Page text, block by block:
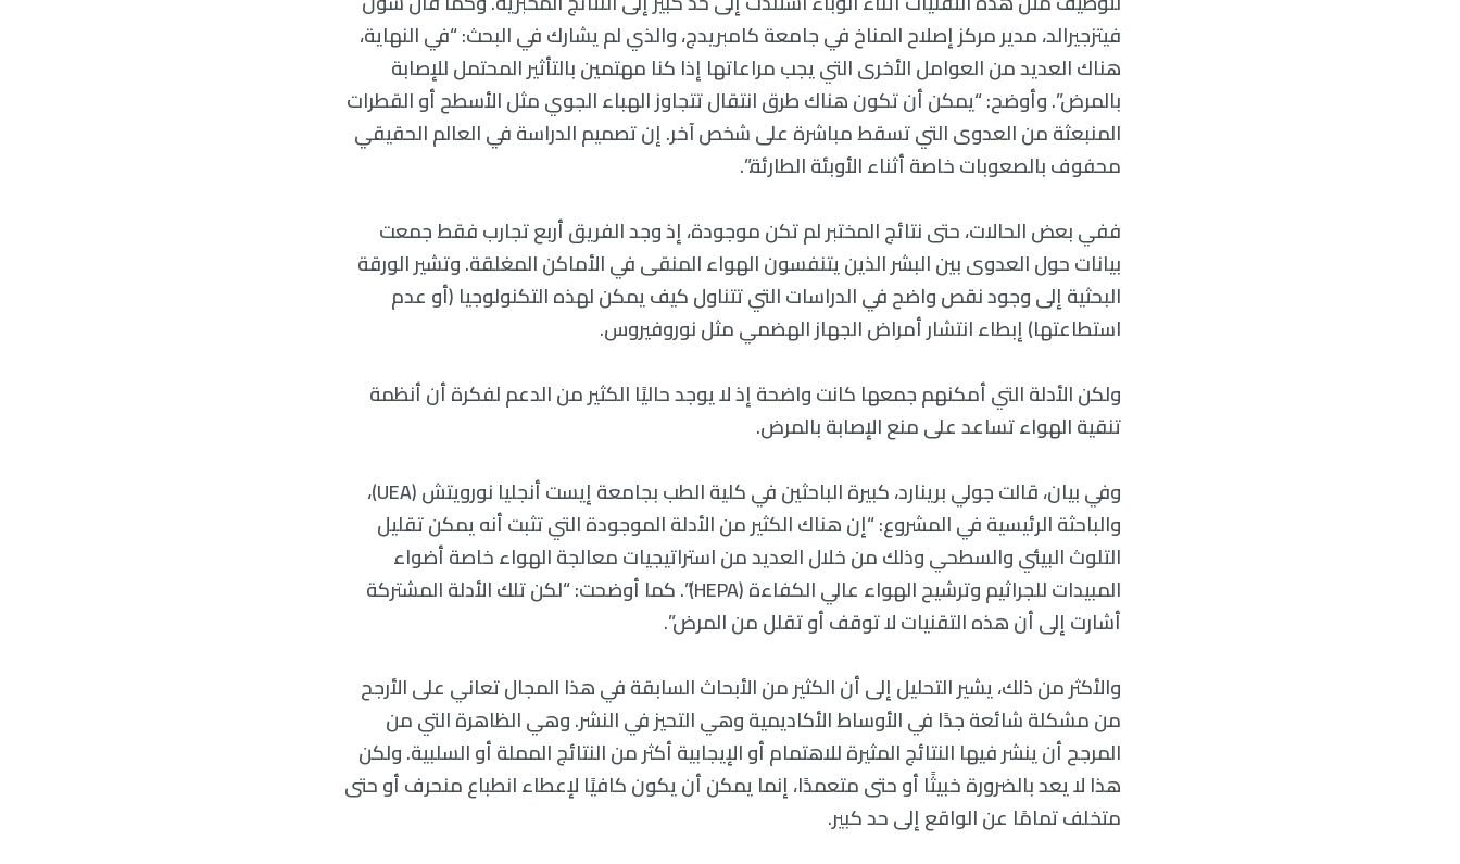
فيتزجيرالد، مدير مركز إصلاح المناخ في جامعة كامبريدج، والذي لم يشارك في البحث: “في النهاية،
هناك العديد من العوامل الأخرى التي يجب مراعاتها إذا كنا مهتمين بالتأثير المحتمل للإصابة
بالمرض”. وأوضح: “يمكن أن تكون هناك طرق انتقال تتجاوز الهباء الجوي مثل الأسطح أو القطرات
المنبعثة من العدوى التي تسقط مباشرة على شخص آخر. إن تصميم الدراسة في العالم الحقيقي
محفوف بالصعوبات خاصة أثناء الأوبئة الطارئة.”.
ففي بعض الحالات، حتى نتائج المختبر لم تكن موجودة، إذ وجد الفريق أربع تجارب فقط جمعت
بيانات حول العدوى بين البشر الذين يتنفسون الهواء المنقى في الأماكن المغلقة. وتشير الورقة
البحثية إلى وجود نقص واضح في الدراسات التي تتناول كيف يمكن لهذه التكنولوجيا (أو عدم
استطاعتها) إبطاء انتشار أمراض الجهاز الهضمي مثل نوروفيروس.
ولكن الأدلة التي أمكنهم جمعها كانت واضحة إذ لا يوجد حاليًا الكثير من الدعم لفكرة أن أنظمة
تنقية الهواء تساعد على منع الإصابة بالمرض.
وفي بيان، قالت جولي برينارد، كبيرة الباحثين في كلية الطب بجامعة إيست أنجليا نورويتش (UEA)،
والباحثة الرئيسية في المشروع: “إن هناك الكثير من الأدلة الموجودة التي تثبت أنه يمكن تقليل
التلوث البيئي والسطحي وذلك من خلال العديد من استراتيجيات معالجة الهواء خاصة أضواء
المبيدات للجراثيم وترشيح الهواء عالي الكفاءة (HEPA)”. كما أوضحت: “لكن تلك الأدلة المشتركة
أشارت إلى أن هذه التقنيات لا توقف أو تقلل من المرض”.
والأكثر من ذلك، يشير التحليل إلى أن الكثير من الأبحاث السابقة في هذا المجال تعاني على الأرجح
من مشكلة شائعة جدًا في الأوساط الأكاديمية وهي التحيز في النشر. وهي الظاهرة التي من
المرجح أن ينشر فيها النتائج المثيرة للاهتمام أو الإيجابية أكثر من النتائج المملة أو السلبية. ولكن
هذا لا يعد بالضرورة خبيثًا أو حتى متعمدًا، إنما يمكن أن يكون كافيًا لإعطاء انطباع منحرف أو حتى
متخلف تمامًا عن الواقع إلى حد كبير.